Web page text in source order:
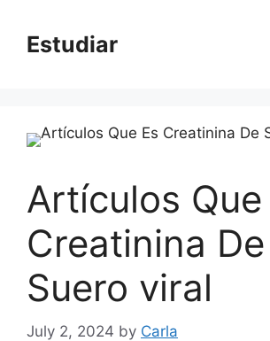
contentEstudiar
Artículos Que
Creatinina De
Suero viral
July 2, 2024 by Carla